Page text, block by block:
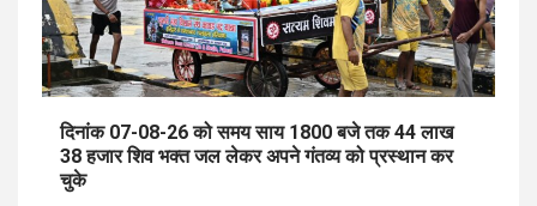
दिनांक 07-08-26 को समय साय 1800 बजे तक 44 लाख
38 हजार शिव भक्त जल लेकर अपने गंतव्य को प्रस्थान कर
चुके